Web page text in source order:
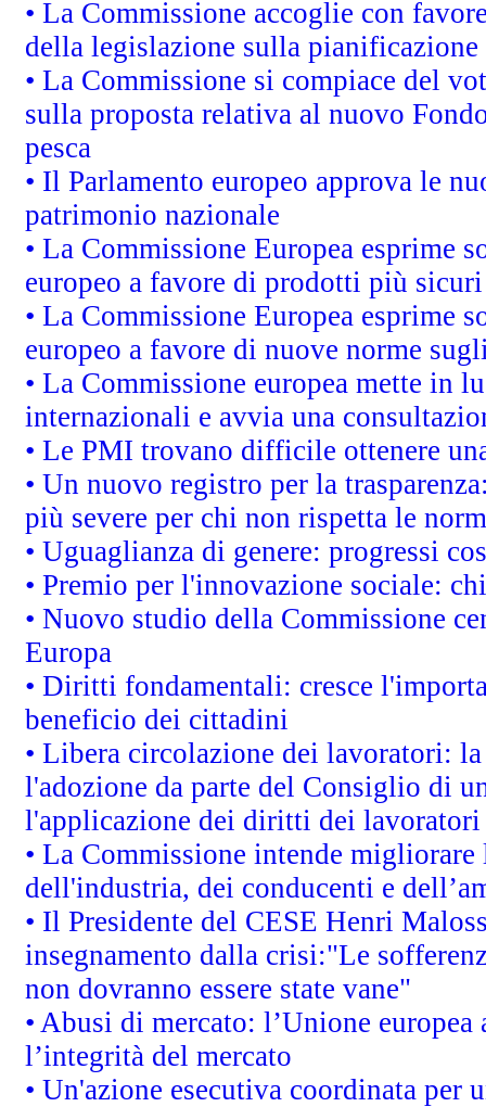
• La Commissione accoglie con
della legislazione sulla
• La Commissione si compiace del
sulla proposta relativa al nuovo
pesca
• Il Parlamento europeo approva le
patrimonio nazionale
• La Commissione Europea esprime
europeo a favore di prodotti più
• La Commissione Europea esprime
europeo a favore di nuove norme
• La Commissione europea mette in
internazionali e avvia una
• Le PMI trovano difficile ottenere
• Un nuovo registro per la
più severe per chi non rispetta le
• Uguaglianza di genere: progressi
• Premio per l'innovazione sociale:
• Nuovo studio della Commissione
Europa
• Diritti fondamentali: cresce
beneficio dei cittadini
• Libera circolazione dei lavoratori:
l'adozione da parte del Consiglio di
l'applicazione dei diritti dei lavoratori
• La Commissione intende
dell'industria, dei conducenti e
• Il Presidente del CESE Henri
insegnamento dalla crisi:"Le
non dovranno essere state vane"
• Abusi di mercato: l’Unione
l’integrità del mercato
• Un'azione esecutiva coordinata